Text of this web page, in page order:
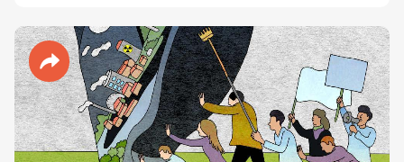
Revue 90°